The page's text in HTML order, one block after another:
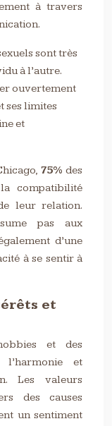
à travers
sont très
à l’autre.
ouvertement
ses limites
et
75% des
compatibilité
leur relation.
pas aux
d’une
à se sentir à
et
et des
l’harmonie et
Les valeurs
des causes
un sentiment